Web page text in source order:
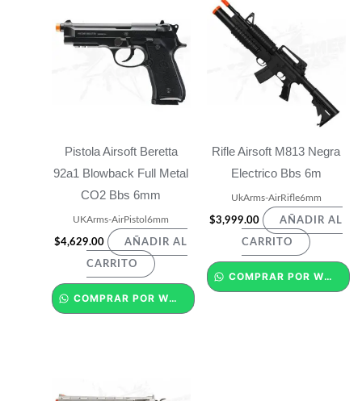
Pistola Airsoft Beretta
92a1 Blowback Full Metal
CO2 Bbs 6mm
UKArms-AirPistol6mm
$4,629.00 AÑADIR AL
CARRITO
COMPRAR POR WHATSAPP
Rifle Airsoft M813 Negra
Electrico Bbs 6m
UkArms-AirRifle6mm
$3,999.00 AÑADIR AL
CARRITO
COMPRAR POR WHATSAPP